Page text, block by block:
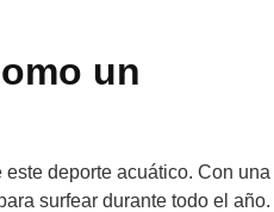
un
deporte acuático. Con una
surfear durante todo el año.